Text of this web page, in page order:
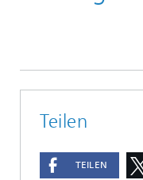
Teilen
TEILEN